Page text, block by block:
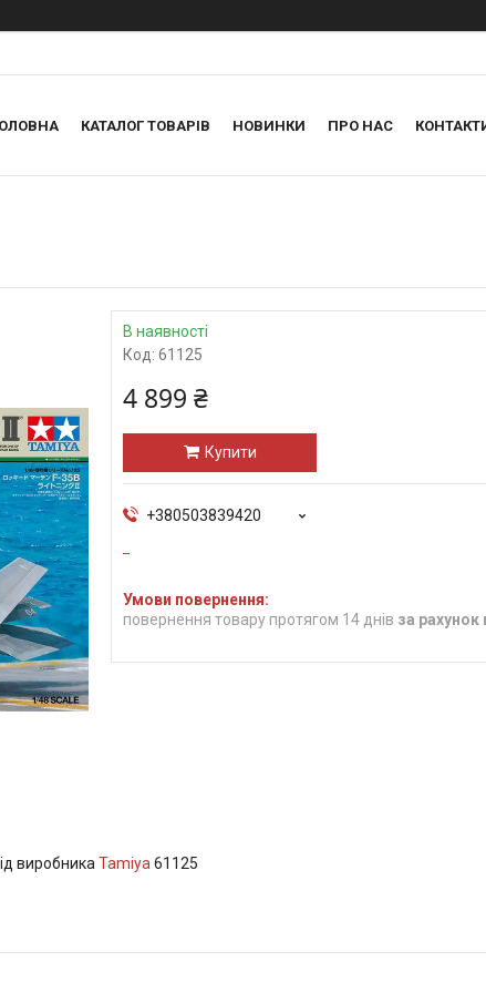
КАТАЛОГ ТОВАРІВ НОВИНКИ ПРО НАС
В наявності
Код: 61125
4 899 ₴
Купити
+380503839420
повернення товару протягом 14 днів за рахунок
виробникаTamiya61125